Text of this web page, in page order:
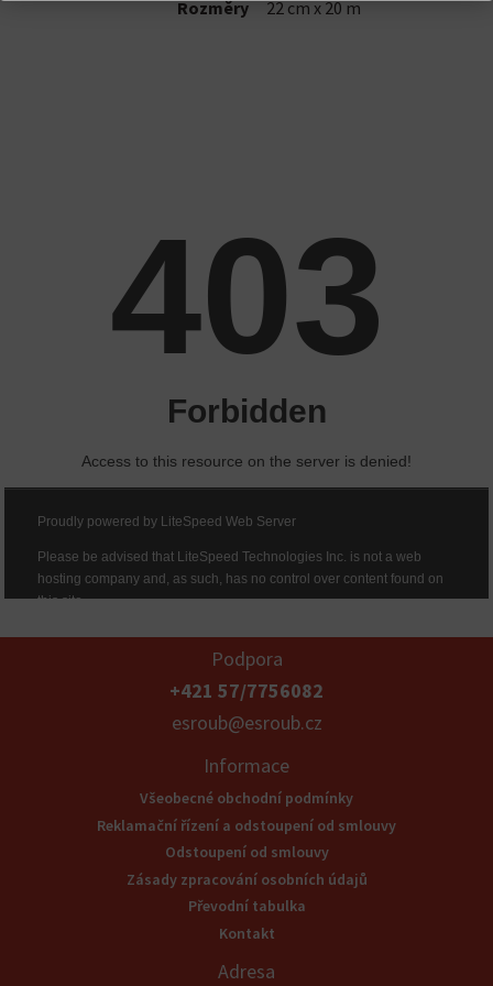
Rozměry
22 cm x 20 m
Podpora
+421 57/7756082
esroub@esroub.cz
Informace
Všeobecné obchodní podmínky
Reklamační řízení a odstoupení od smlouvy
Odstoupení od smlouvy
Zásady zpracování osobních údajů
Převodní tabulka
Kontakt
Adresa